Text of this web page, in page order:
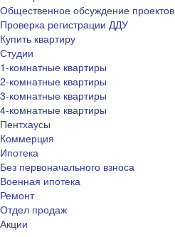
Общественное обсуждение проектов
Проверка регистрации ДДУ
Купить квартиру
Студии
1-комнатные квартиры
2-комнатные квартиры
3-комнатные квартиры
4-комнатные квартиры
Пентхаусы
Коммерция
Ипотека
Без первоначального взноса
Военная ипотека
Ремонт
Отдел продаж
Акции